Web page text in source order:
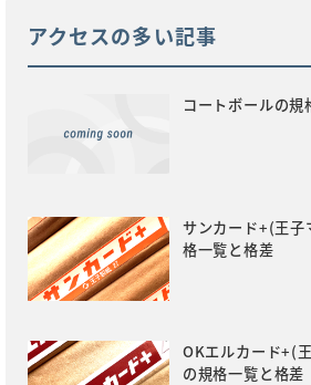
アクセスの多い記事
コートボールの規
サンカード+(王子
格一覧と格差
OKエルカード+(
の規格一覧と格差